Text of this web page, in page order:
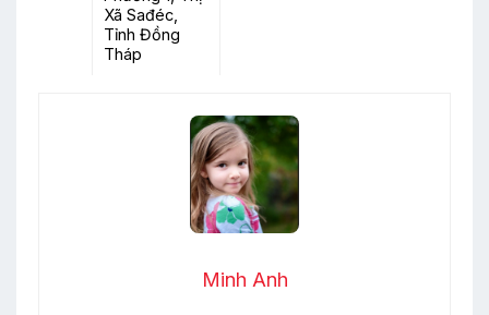
Xã Sađéc,
Tỉnh Đồng
Tháp
Minh Anh